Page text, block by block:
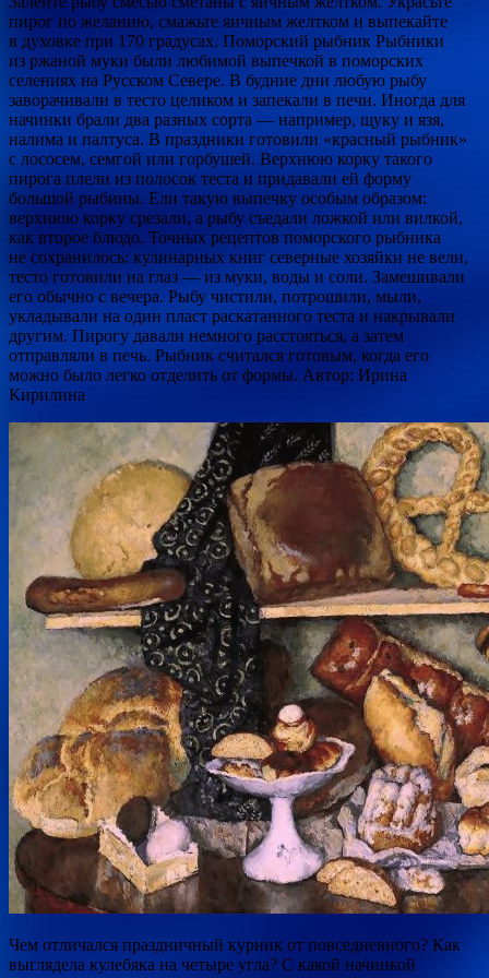
пирог по желанию, смажьте яичным желтком и выпекайте
в духовке при 170 градусах. Поморский рыбник Рыбники
из ржаной муки были любимой выпечкой в поморских
селениях на Русском Севере. В будние дни любую рыбу
заворачивали в тесто целиком и запекали в печи. Иногда для
начинки брали два разных сорта — например, щуку и язя,
налима и палтуса. В праздники готовили «красный рыбник»
с лососем, семгой или горбушей. Верхнюю корку такого
пирога плели из полосок теста и придавали ей форму
большой рыбины. Ели такую выпечку особым образом:
верхнюю корку срезали, а рыбу съедали ложкой или вилкой,
как второе блюдо. Точных рецептов поморского рыбника
не сохранилось: кулинарных книг северные хозяйки не вели,
тесто готовили на глаз — из муки, воды и соли. Замешивали
его обычно с вечера. Рыбу чистили, потрошили, мыли,
укладывали на один пласт раскатанного теста и накрывали
другим. Пирогу давали немного расстояться, а затем
отправляли в печь. Рыбник считался готовым, когда его
можно было легко отделить от формы. Автор: Ирина
Кирилина
Чем отличался праздничный курник от повседневного? Как
выглядела кулебяка на четыре угла? С какой начинкой